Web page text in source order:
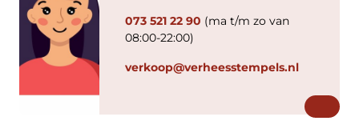
073 521 22 90 (ma t/m zo van
08:00-22:00)
verkoop@verheesstempels.nl